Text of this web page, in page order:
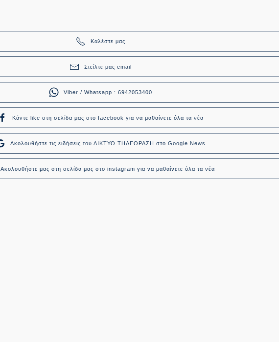
Καλέστε μας
Στείλτε μας email
Viber / Whatsapp : 6942053400
Κάντε like στη σελίδα μας στο facebook για να μαθαίνετε όλα τα νέα
Ακολουθήστε τις ειδήσεις του ΔΙΚΤΥΟ ΤΗΛΕΟΡΑΣΗ στο Google News
Ακολουθήστε μας στη σελίδα μας στο instagram για να μαθαίνετε όλα τα νέα